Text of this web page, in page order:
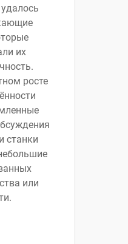
их
росте
станки
или